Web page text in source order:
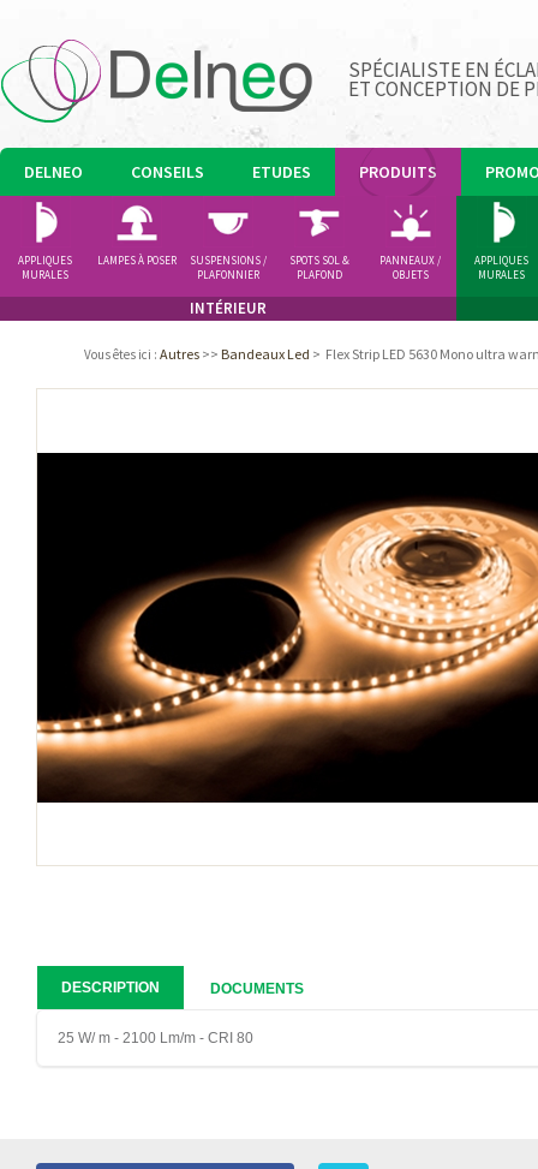
SPÉCIALISTE EN
ET CONCEPTION DE
DELNEO CONSEILS ETUDES PRODUITS
INTÉRIEUR
APPLIQUES
MURALES
LAMPES À POSER
SUSPENSIONS /
PLAFONNIER
SPOTS SOL &
PLAFOND
PANNEAUX /
OBJETS
APPLIQUES
MURALES
Vous êtes ici : Autres >> Bandeaux Led > Flex Strip LED 5630 Mono ultra
DESCRIPTION DOCUMENTS
25 W/ m - 2100 Lm/m - CRI 80